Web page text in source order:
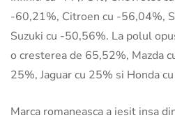
-60,21%, Citroen cu -56,04%,
Suzuki cu -50,56%. La polul
o cresterea de 65,52%, Mazda
25%, Jaguar cu 25% si Honda
Marca romaneasca a iesit insa